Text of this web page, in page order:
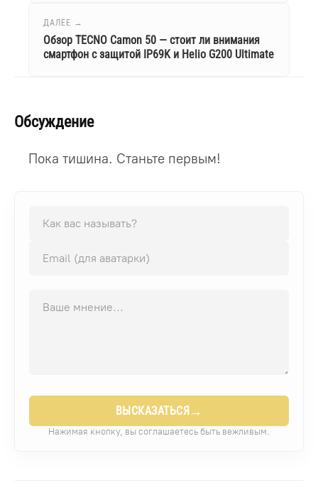
ДАЛЕЕ →
Обзор TECNO Camon 50 — стоит ли внимания
смартфон с защитой IP69K и Helio G200 Ultimate
Обсуждение
Пока тишина. Станьте первым!
ВЫСКАЗАТЬСЯ →
Нажимая кнопку, вы соглашаетесь быть вежливым.